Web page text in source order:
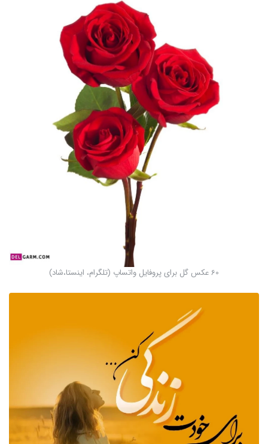
60 عکس گل برای پروفایل واتساپ (تلگرام، اینستا،شاد)